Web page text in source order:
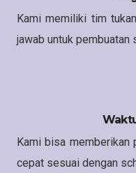
Kami memiliki tim
jawab untuk pembuatan
Kami bisa memberikan
cepat sesuai dengan